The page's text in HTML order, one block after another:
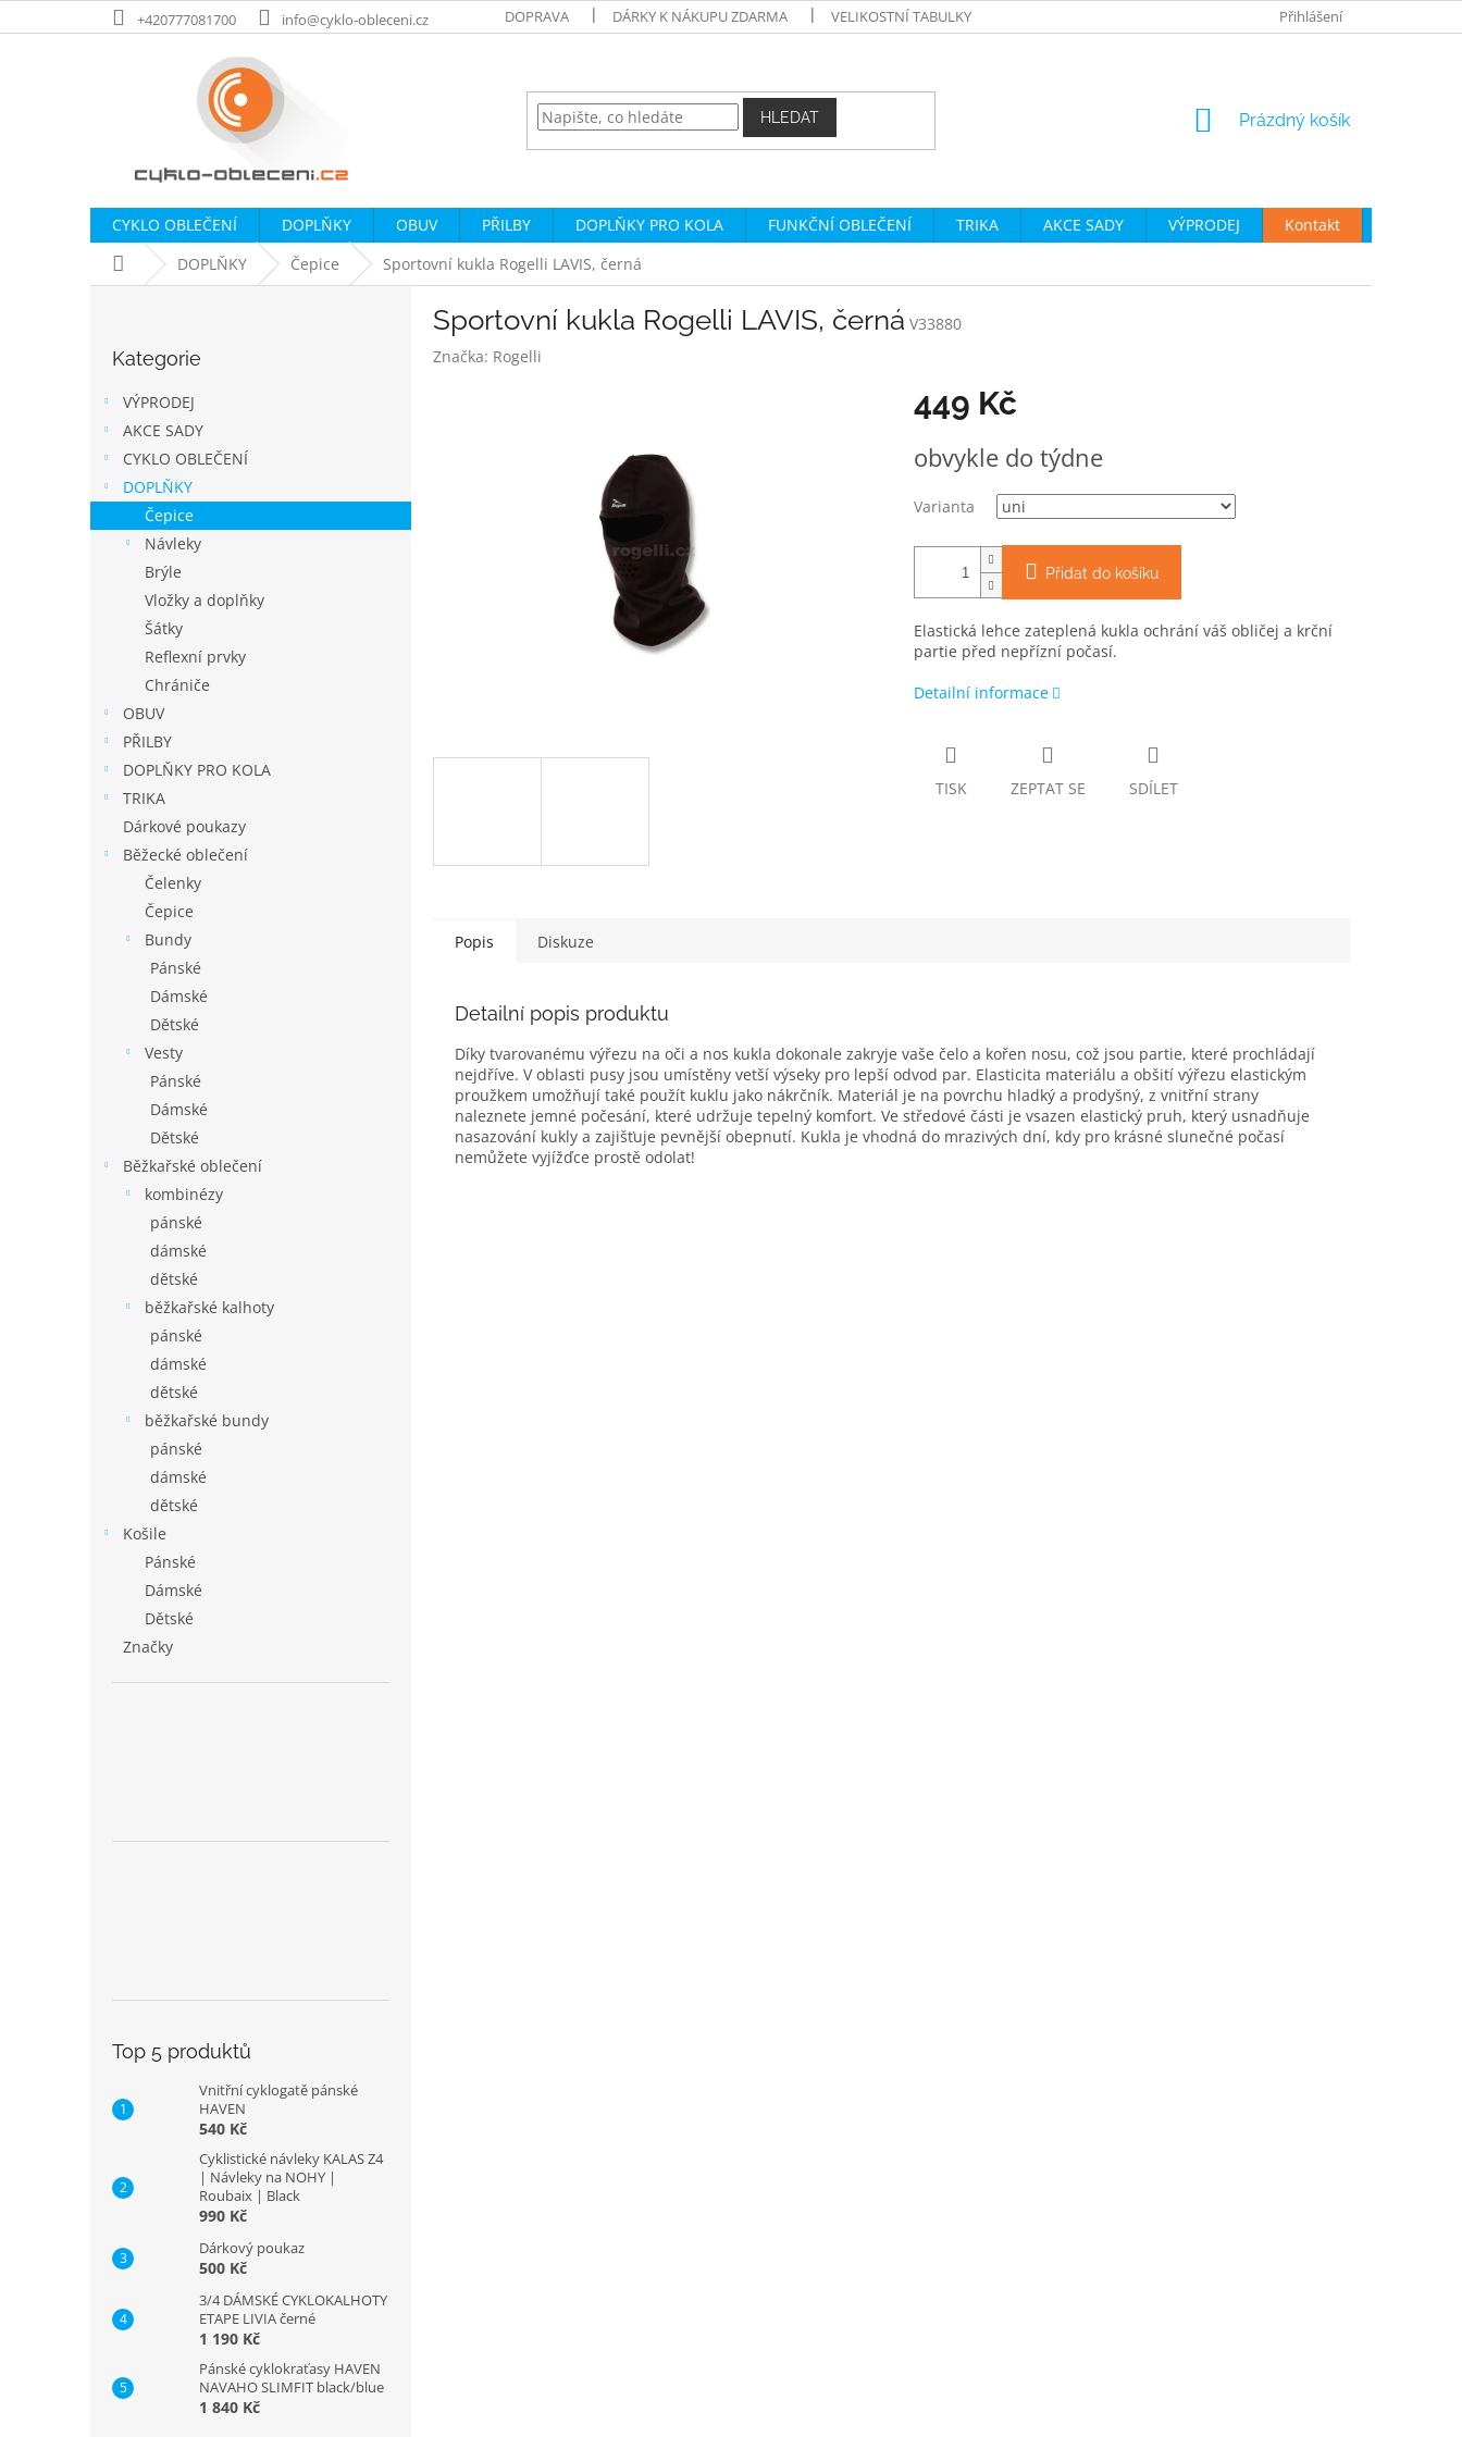
na
+420777081700 info@cyklo-obleceni.cz DOPRAVA DÁRKY K NÁKUPU ZDARMA VELIKOSTNÍ TABULKY OBCHODNÍ PODMÍNKY
Přihlášení
HLEDAT
NÁKUPNÍ
Prázdný košík
CYKLO OBLEČENÍ DOPLŇKY OBUV PŘILBY DOPLŇKY PRO KOLA FUNKČNÍ OBLEČENÍ TRIKA AKCE SADY VÝPRODEJ Kontakt
Domů DOPLŇKY Čepice Sportovní kukla Rogelli LAVIS, černá
a
kategorie
Kategorie
VÝPRODEJ
AKCE SADY
CYKLO OBLEČENÍ
DOPLŇKY
Čepice
Návleky
Brýle
Vložky a doplňky
Šátky
Reflexní prvky
Chrániče
OBUV
PŘILBY
DOPLŇKY PRO KOLA
TRIKA
Dárkové poukazy
Běžecké oblečení
Čelenky
Čepice
Bundy
Pánské
Dámské
Dětské
Vesty
Pánské
Dámské
Dětské
Běžkařské oblečení
kombinézy
pánské
dámské
dětské
běžkařské kalhoty
pánské
dámské
dětské
běžkařské bundy
pánské
dámské
dětské
Košile
Pánské
Dámské
Dětské
Značky
Top 5 produktů
Vnitřní cyklogatě pánské
HAVEN
540 Kč
Cyklistické návleky KALAS Z4
| Návleky na NOHY |
Roubaix | Black
990 Kč
Dárkový poukaz
500 Kč
3/4 DÁMSKÉ CYKLOKALHOTY
ETAPE LIVIA černé
1 190 Kč
Pánské cyklokraťasy HAVEN
NAVAHO SLIMFIT black/blue
1 840 Kč
Sportovní kukla Rogelli LAVIS, černá V33880
Značka: Rogelli
449 Kč
cena:
obvykle do týdne
Varianta
Přidat do košíku
Elastická lehce zateplená kukla ochrání váš obličej a krční
partie před nepřízní počasí.
Detailní informace
TISK ZEPTAT SE SDÍLET
Popis Diskuze
Detailní popis produktu
Díky tvarovanému výřezu na oči a nos kukla dokonale zakryje vaše čelo a kořen nosu, což jsou partie, které prochládají
nejdříve. V oblasti pusy jsou umístěny vetší výseky pro lepší odvod par. Elasticita materiálu a obšití výřezu elastickým
proužkem umožňují také použít kuklu jako nákrčník. Materiál je na povrchu hladký a prodyšný, z vnitřní strany
naleznete jemné počesání, které udržuje tepelný komfort. Ve středové části je vsazen elastický pruh, který usnadňuje
nasazování kukly a zajišťuje pevnější obepnutí. Kukla je vhodná do mrazivých dní, kdy pro krásné slunečné počasí
nemůžete vyjížďce prostě odolat!